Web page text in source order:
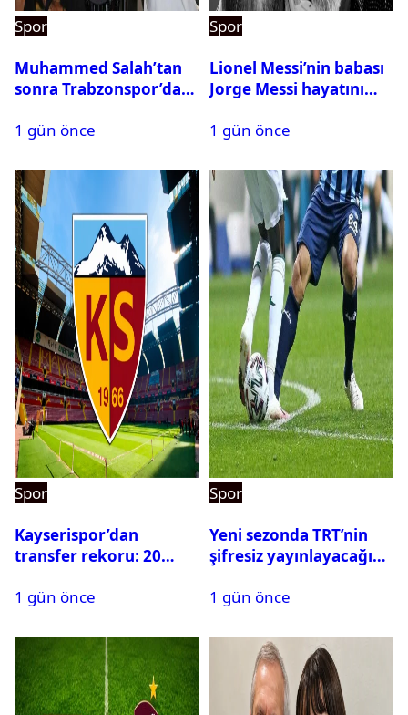
Spor
Muhammed Salah’tan
sonra Trabzonspor’dan
1 gün önce
Spor
Lionel Messi’nin babası
Jorge Messi hayatını
1 gün önce
Spor
Kayserispor’dan
transfer rekoru: 20
1 gün önce
Spor
Yeni sezonda TRT’nin
şifresiz yayınlayacağı
1 gün önce